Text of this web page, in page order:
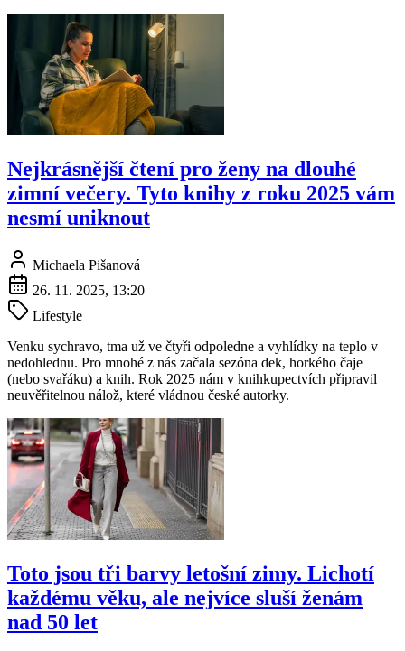
Nejkrásnější čtení pro ženy na dlouhé
zimní večery. Tyto knihy z roku 2025 vám
nesmí uniknout
Michaela Pišanová
26. 11. 2025, 13:20
Lifestyle
Venku sychravo, tma už ve čtyři odpoledne a vyhlídky na teplo v
nedohlednu. Pro mnohé z nás začala sezóna dek, horkého čaje
(nebo svařáku) a knih. Rok 2025 nám v knihkupectvích připravil
neuvěřitelnou nálož, které vládnou české autorky.
Toto jsou tři barvy letošní zimy. Lichotí
každému věku, ale nejvíce sluší ženám
nad 50 let